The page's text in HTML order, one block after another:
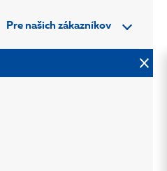
Pre našich zákazníkov